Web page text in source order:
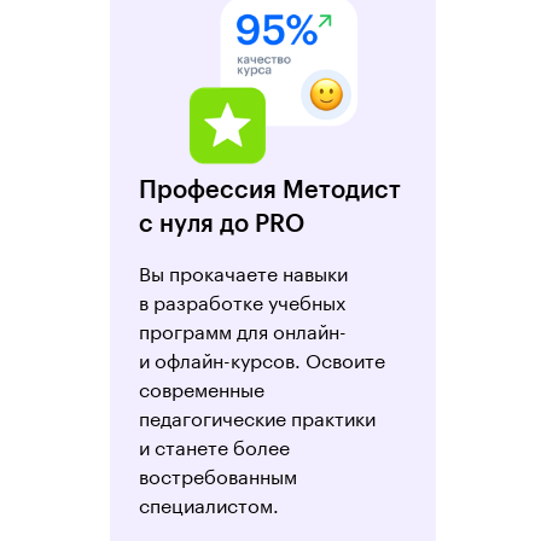
Профессия Методист
с нуля до PRO
Вы прокачаете навыки
в разработке учебных
программ для онлайн-
и офлайн-курсов. Освоите
современные
педагогические практики
и станете более
востребованным
специалистом.